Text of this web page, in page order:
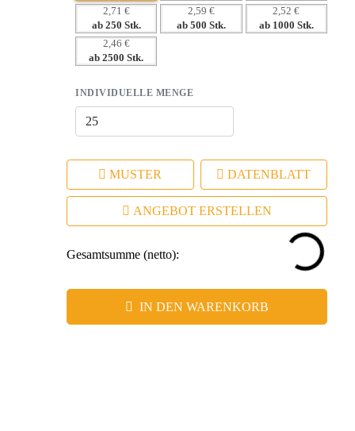
– Qualität, die Vertrauen schafft und Ihre Marke stärkt
– Hohe Wiedererkennung durch haptische Ansprache
– Vielseitige Werbeanbringungsmöglichkeiten für
individuelle Gestaltung
2,71 €
ab 250 Stk.
2,59 €
ab 500 Stk.
2,52 €
ab 1000 Stk.
2,46 €
ab 2500 Stk.
INDIVIDUELLE MENGE
MUSTER DATENBLATT
ANGEBOT ERSTELLEN
Gesamtsumme (netto):
IN DEN WARENKORB